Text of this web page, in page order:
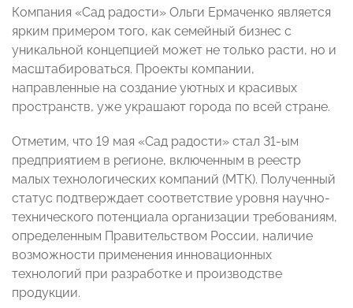
Компания «Сад радости» Ольги Ермаченко является
ярким примером того, как семейный бизнес с
уникальной концепцией может не только расти, но и
масштабироваться. Проекты компании,
направленные на создание уютных и красивых
пространств, уже украшают города по всей стране.
Отметим, что 19 мая «Сад радости» стал 31-ым
предприятием в регионе, включенным в реестр
малых технологических компаний (МТК). Полученный
статус подтверждает соответствие уровня научно-
технического потенциала организации требованиям,
определенным Правительством России, наличие
возможности применения инновационных
технологий при разработке и производстве
продукции.